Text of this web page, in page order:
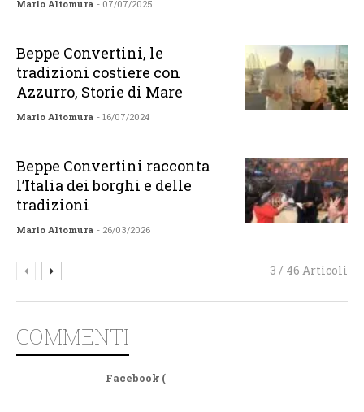
Mario Altomura - 07/07/2025
Beppe Convertini, le
tradizioni costiere con
Azzurro, Storie di Mare
Mario Altomura - 16/07/2024
Beppe Convertini racconta
l’Italia dei borghi e delle
tradizioni
Mario Altomura - 26/03/2026
3 / 46 Articoli
COMMENTI
Facebook (